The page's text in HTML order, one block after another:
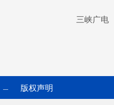
三峡广电
— 版权声明